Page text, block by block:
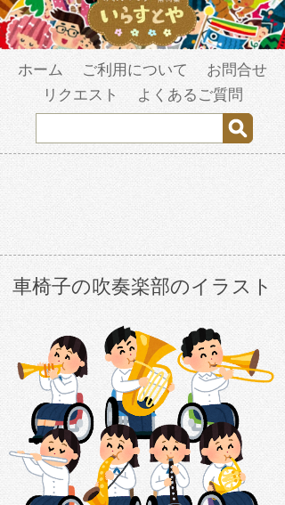
ホーム ご利用について
お問合せ
リクエスト
よくあるご質問
車椅子の吹奏楽部のイラスト